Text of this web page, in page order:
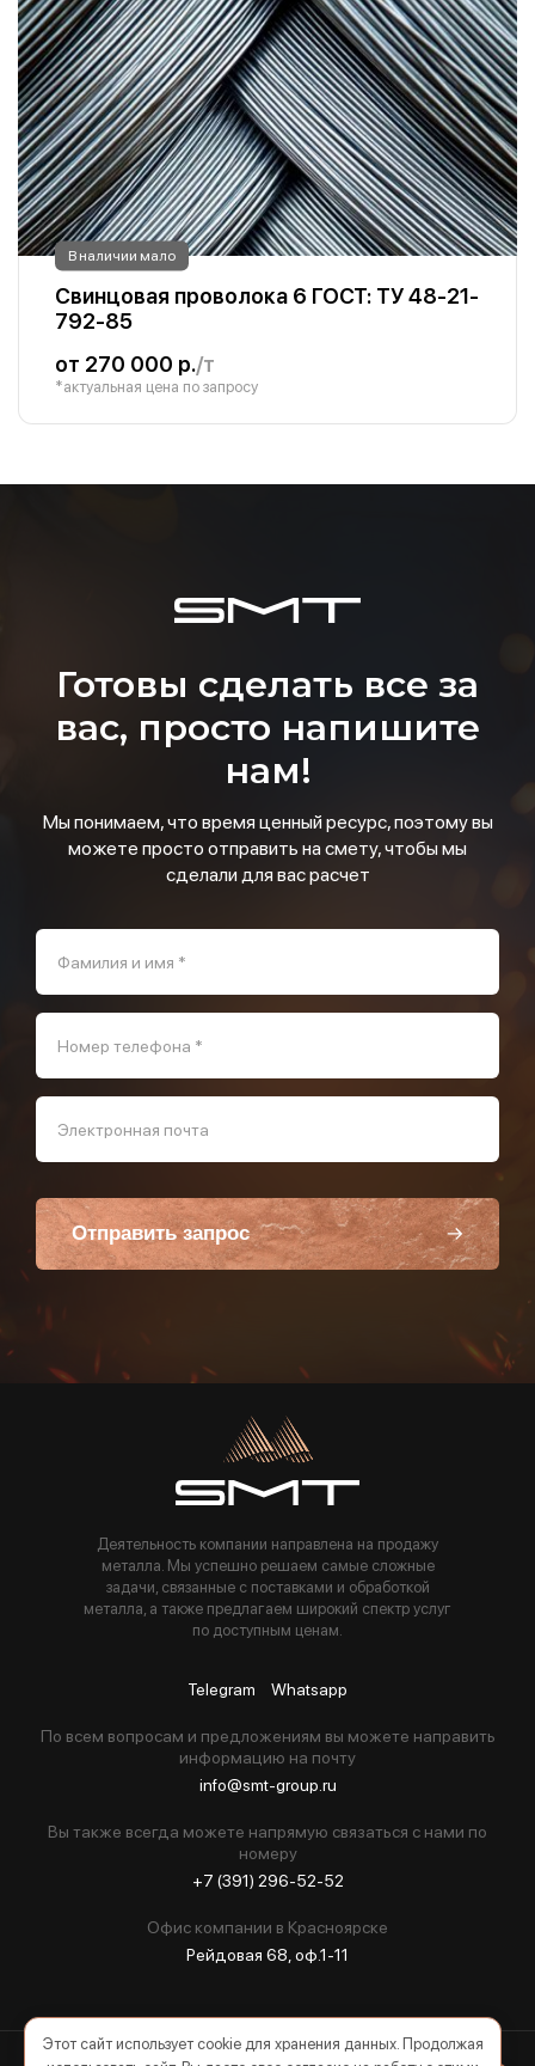
В наличии мало
Свинцовая проволока 6 ГОСТ: ТУ 48-21-
792-85
от 270 000 р./т
*актуальная цена по запросу
Готовы сделать все за
вас, просто напишите
нам!
Мы понимаем, что время ценный ресурс, поэтому вы
можете просто отправить на смету, чтобы мы
сделали для вас расчет
Фамилия и имя *
Номер телефона *
Электронная почта
Отправить запрос
Пользуясь данной формой вы соглашаетесь с политикой компании
Деятельность компании направлена на продажу
металла. Мы успешно решаем самые сложные
задачи, связанные с поставками и обработкой
металла, а также предлагаем широкий спектр услуг
по доступным ценам.
Telegram Whatsapp
По всем вопросам и предложениям вы можете направить
информацию на почту
info@smt-group.ru
Вы также всегда можете напрямую связаться с нами по
номеру
+7 (391) 296-52-52
Офис компании в Красноярске
Рейдовая 68, оф.1-11
Этот сайт использует cookie для хранения данных. Продолжая